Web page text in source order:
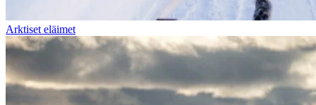
Arktiset eläimet